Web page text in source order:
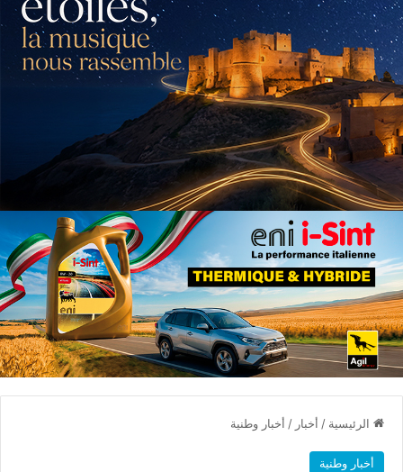
الرئيسية / أخبار / أخبار وطنية
أخبار وطنية